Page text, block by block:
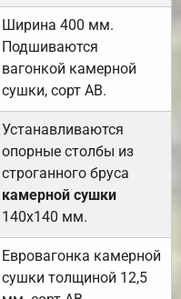
Ширина 400 мм.
Подшиваются
вагонкой камерной
сушки, сорт АВ.
Устанавливаются
опорные столбы из
строганного бруса
камерной сушки
140х140 мм.
Евровагонка камерной
сушки толщиной 12,5